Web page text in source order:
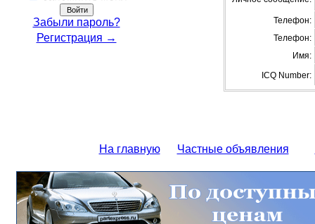
Забыли пароль?
Регистрация →
Телефон:
Телефон:
Имя:
ICQ Number:
На главную Частные объявления